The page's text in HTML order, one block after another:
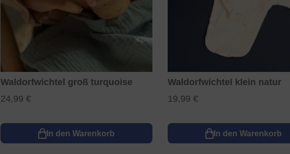
Waldorfwichtel groß turquoise
24,99 €
In den Warenkorb
Waldorfwichtel klein natur
19,99 €
In den Warenkorb